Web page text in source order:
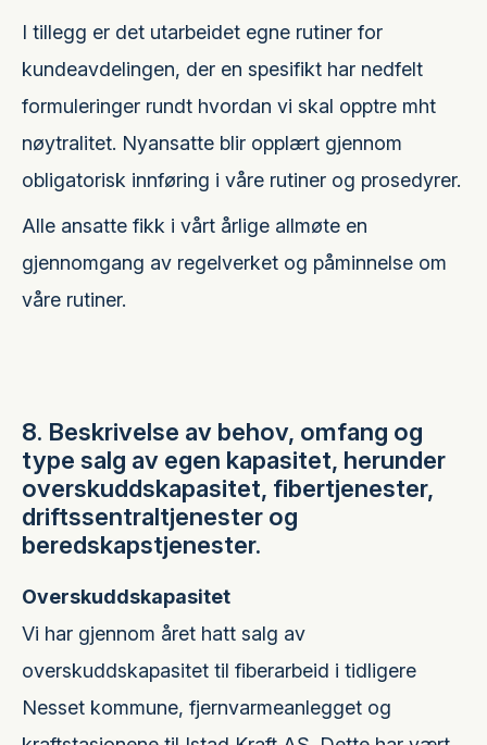
I tillegg er det utarbeidet egne rutiner for
kundeavdelingen, der en spesifikt har nedfelt
formuleringer rundt hvordan vi skal opptre mht
nøytralitet. Nyansatte blir opplært gjennom
obligatorisk innføring i våre rutiner og prosedyrer.
Alle ansatte fikk i vårt årlige allmøte en
gjennomgang av regelverket og påminnelse om
våre rutiner.
8. Beskrivelse av behov, omfang og
type salg av egen kapasitet, herunder
overskuddskapasitet, fibertjenester,
driftssentraltjenester og
beredskapstjenester.
Overskuddskapasitet
Vi har gjennom året hatt salg av
overskuddskapasitet til fiberarbeid i tidligere
Nesset kommune, fjernvarmeanlegget og